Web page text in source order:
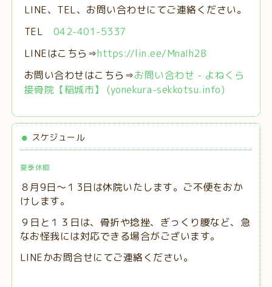
LINE、TEL、お問い合わせにてご連絡ください。
TEL 042-401-5337
LINEはこちら⇒https://lin.ee/MnaIh2B
お問い合わせはこちら⇒お問い合わせ - よねくら
接骨院【稲城市】 (yonekura-sekkotsu.info)
スケジュール
夏季休暇
８月9日～１3日は休院いたします。ご不便をおか
けします。
９日と１３日は、 骨折や捻挫、ぎっくり腰など、急
なお怪我には対応できる場合がございます。
LINEかお問合せにてご連絡ください。